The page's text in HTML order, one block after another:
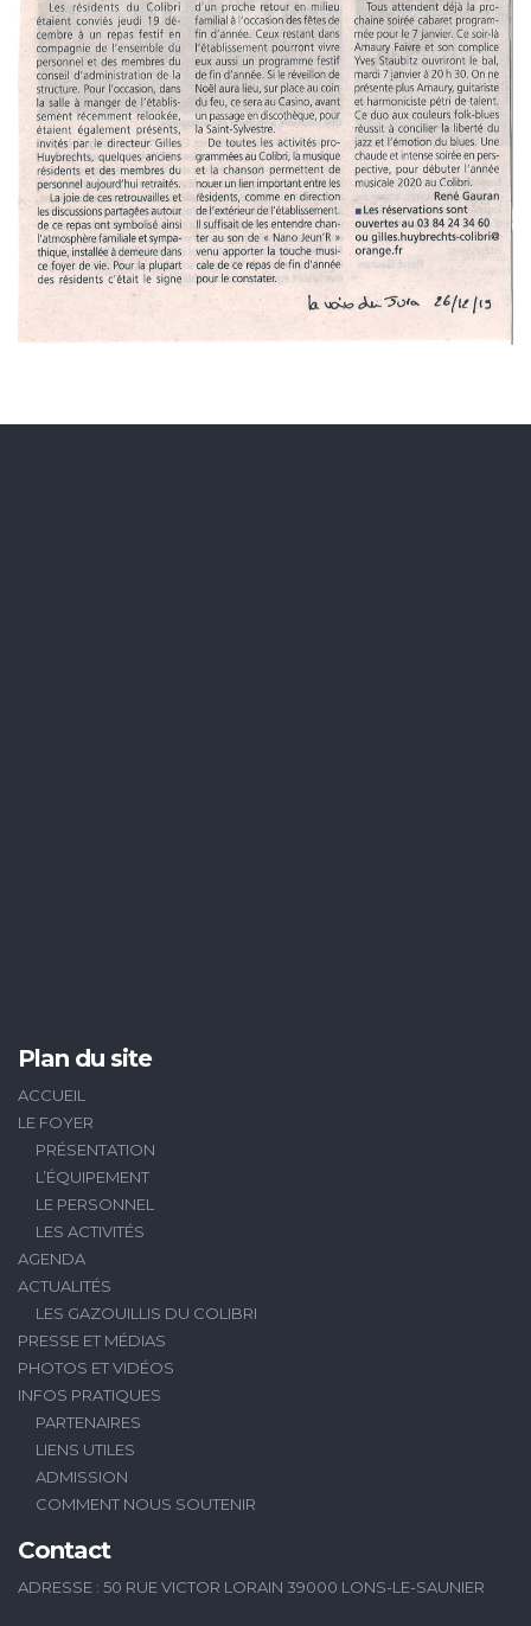
Plan du site
ACCUEIL
LE FOYER
PRÉSENTATION
L’ÉQUIPEMENT
LE PERSONNEL
LES ACTIVITÉS
AGENDA
ACTUALITÉS
LES GAZOUILLIS DU COLIBRI
PRESSE ET MÉDIAS
PHOTOS ET VIDÉOS
INFOS PRATIQUES
PARTENAIRES
LIENS UTILES
ADMISSION
COMMENT NOUS SOUTENIR
Contact
ADRESSE : 50 RUE VICTOR LORAIN 39000 LONS-LE-SAUNIER